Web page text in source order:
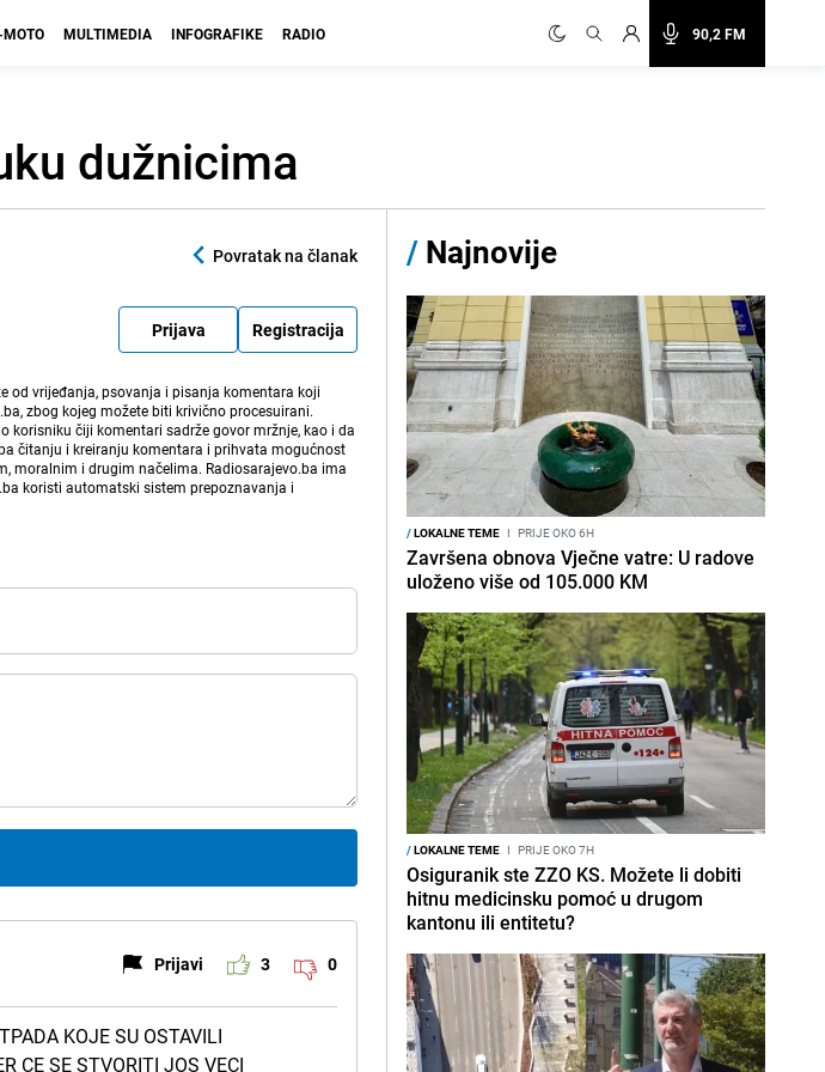
90,2 FM
MULTIMEDIA INFOGRAFIKE RADIO
dužnicima
Povratak na članak
Prijava Registracija
od vrijeđanja, psovanja i pisanja komentara koji
zbog kojeg možete biti krivično procesuirani.
korisniku čiji komentari sadrže govor mržnje, kao i da
čitanju i kreiranju komentara i prihvata mogućnost
moralnim i drugim načelima. Radiosarajevo.ba ima
koristi automatski sistem prepoznavanja i
Prijavi 3 0
KOJE SU OSTAVILI
CE SE STVORITI JOS VECI
/ Najnovije
/LOKALNE TEME I PRIJE OKO 6H
Završena obnova Vječne vatre: U radove
uloženo više od 105.000 KM
/LOKALNE TEME I PRIJE OKO 7H
Osiguranik ste ZZO KS. Možete li dobiti
hitnu medicinsku pomoć u drugom
kantonu ili entitetu?